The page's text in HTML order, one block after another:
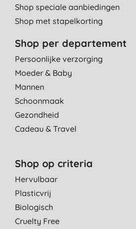
Shop speciale aanbiedingen
Shop met stapelkorting
Shop per departement
Persoonlijke verzorging
Moeder & Baby
Mannen
Schoonmaak
Gezondheid
Cadeau & Travel
Shop op criteria
Hervulbaar
Plasticvrij
Biologisch
Cruelty Free